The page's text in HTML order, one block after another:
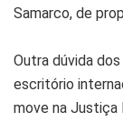
Samarco, de
Outra dúvida
escritório
move na Justiça